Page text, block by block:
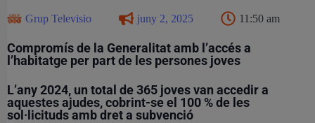
Grup Televisio juny 2, 2025 11:50 am
Compromís de la Generalitat amb l’accés a
l’habitatge per part de les persones joves
L’any 2024, un total de 365 joves van accedir a
aquestes ajudes, cobrint-se el 100 % de les
sol·licituds amb dret a subvenció